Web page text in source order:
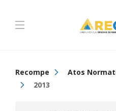
Recompe
Atos
2013